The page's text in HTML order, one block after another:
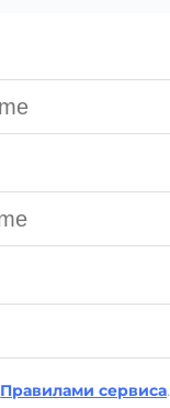
Правилами сервиса.